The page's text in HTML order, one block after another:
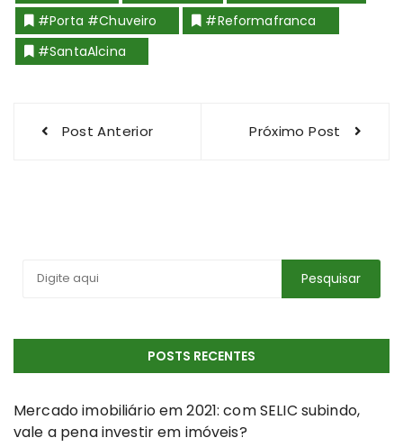
#porta #chuveiro
#reformafranca
#SantaAlcina
de
Post Anterior Próximo Post
POSTS RECENTES
Mercado imobiliário em 2021: com SELIC subindo,
vale a pena investir em imóveis?